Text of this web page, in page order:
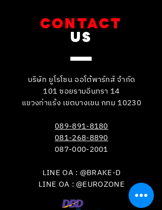
CONTACT
US
บริษัท ยูโรโซน ออโต้พาร์ทส์ จำกัด
101 ซอยรามอินทรา 14
แขวงท่าแร้ง เขตบางเขน กทม 10230
089-891-8180
081-268-8890
087-000-2001
LINE OA : @BRAKE-D
LINE OA : @EUROZONE